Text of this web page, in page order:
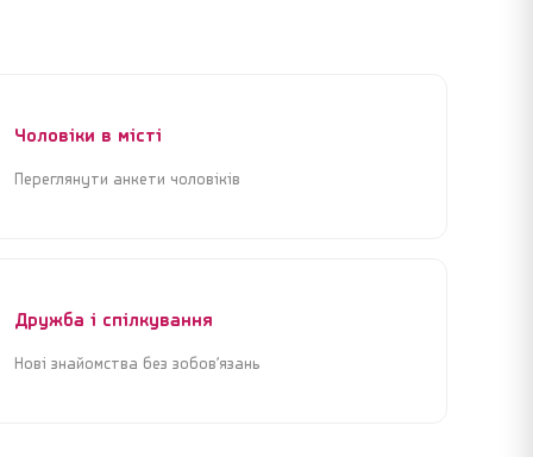
Чоловіки в місті
Переглянути анкети чоловіків
Дружба і спілкування
Нові знайомства без зобов’язань